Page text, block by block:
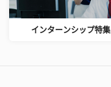
インターンシップ特集